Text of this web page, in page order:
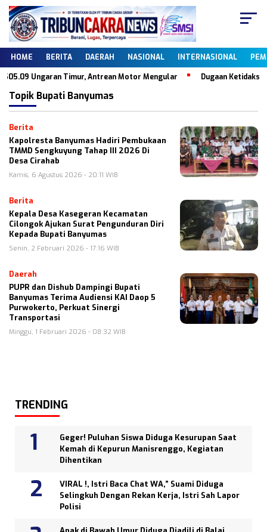
HOME BERITA DAERAH NASIONAL INTERNASIONAL
Ungaran Timur, Antrean Motor Mengular Dugaan
Topik Bupati Banyumas
Berita
Kapolresta Banyumas Hadiri Pembukaan
TMMD Sengkuyung Tahap III 2026 Di
Desa Cirahab
Kamis, 6 Agustus 2026 - 20:11 WIB
Berita
Kepala Desa Kasegeran Kecamatan
Cilongok Ajukan Surat Pengunduran Diri
Kepada Bupati Banyumas
Senin, 2 Februari 2026 - 17:16 WIB
Daerah
PUPR dan Dishub Dampingi Bupati
Banyumas Terima Audiensi KAI Daop 5
Purwokerto, Perkuat Sinergi
Transportasi
Minggu, 1 Februari 2026 - 08:32 WIB
TRENDING
Geger! Puluhan Siswa Diduga Kesurupan Saat
Kemah di Kepurun Manisrenggo, Kegiatan
Dihentikan
VIRAL !, Istri Baca Chat WA,” Suami Diduga
Selingkuh Dengan Rekan Kerja, Istri Sah Lapor
Polisi